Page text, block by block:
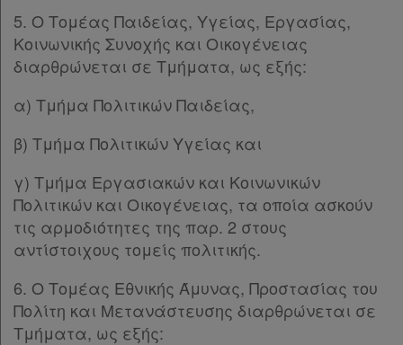
5. Ο Τομέας Παιδείας, Υγείας, Εργασίας,
Κοινωνικής Συνοχής και Οικογένειας
διαρθρώνεται σε Τμήματα, ως εξής:
α) Τμήμα Πολιτικών Παιδείας,
β) Τμήμα Πολιτικών Υγείας και
γ) Τμήμα Εργασιακών και Κοινωνικών
Πολιτικών και Οικογένειας, τα οποία ασκούν
τις αρμοδιότητες της παρ. 2 στους
αντίστοιχους τομείς πολιτικής.
6. Ο Τομέας Εθνικής Άμυνας, Προστασίας του
Πολίτη και Μετανάστευσης διαρθρώνεται σε
Τμήματα, ως εξής: